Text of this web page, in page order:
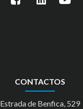
CONTACTOS
Estrada de Benfica, 529